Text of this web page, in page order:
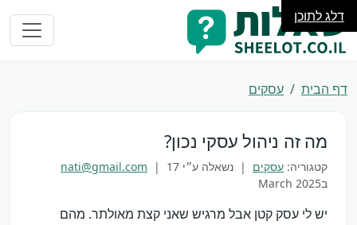
דלג לתוכן
דף הבית עסקים
מה זה ניהול עסקי נכון?
קטגוריה: עסקים | נשאלה ע״י nati@gmail.com | 17
בMarch 2025
יש לי עסק קטן אבל מרגיש שאני קצת מאולתר. מהם